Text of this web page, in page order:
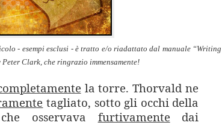
- esempi esclusi - è tratto e/o riadattato dal manuale “Writing
Clark, che ringrazio immensamente!
la torre. Thorvald ne
tagliato, sotto gli occhi della
osservava furtivamente dai